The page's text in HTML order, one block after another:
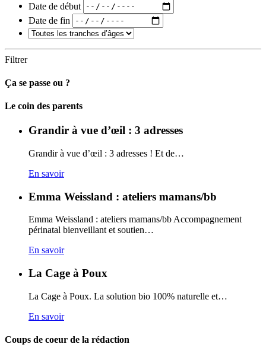
Date de début
Date de fin
Filtrer
Ça se passe ou ?
Carto
Le coin des parents
Grandir à vue d’œil : 3 adresses
Grandir à vue d’œil : 3 adresses ! Et de…
En savoir
Emma Weissland : ateliers mamans/bb
Emma Weissland : ateliers mamans/bb Accompagnement
périnatal bienveillant et soutien…
En savoir
La Cage à Poux
La Cage à Poux. La solution bio 100% naturelle et…
En savoir
Coups de coeur de la rédaction